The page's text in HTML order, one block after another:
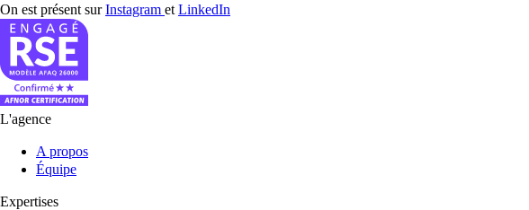
On est présent surInstagram et LinkedIn
L'agence
A propos
Équipe
Expertises